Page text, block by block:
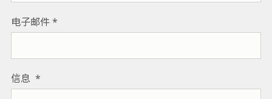
电子邮件
信息